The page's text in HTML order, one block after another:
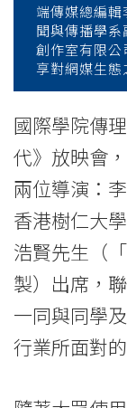
人
出
席
探
討
現
今
的
端傳媒總編
聞與傳播學
創作室有限
享對網媒生態
國際學院傳
代》放映會
兩位導演：
香港樹仁大
浩賢先生（
製）出席，
一同與同學
行業所面對